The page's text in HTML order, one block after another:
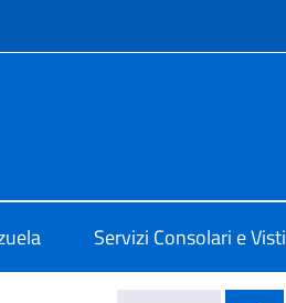
Servizi Consolari e Visti